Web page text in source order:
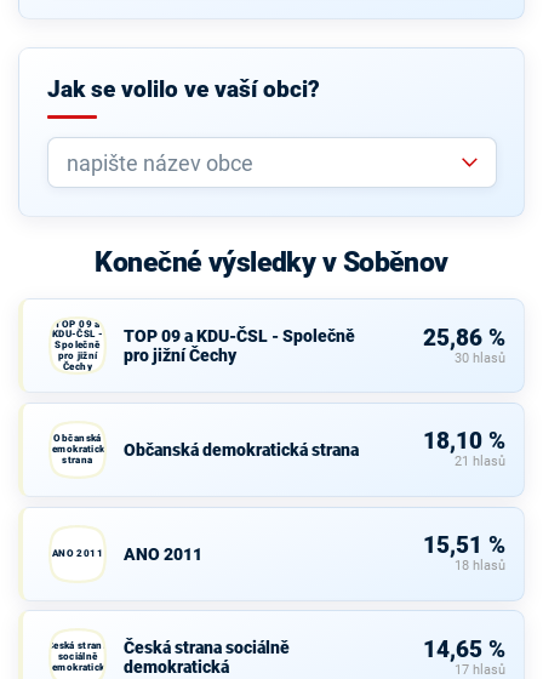
Jak se volilo ve vaší obci?
Konečné výsledky v Soběnov
TOP 09 a
KDU-ČSL -
Společně
pro jižní
Čechy
TOP 09 a KDU-ČSL - Společně
pro jižní Čechy
25,86 %
30 hlasů
Občanská
demokratická
strana
Občanská demokratická strana 18,10 %
21 hlasů
ANO 2011 ANO 2011 15,51 %
18 hlasů
Česká strana
sociálně
demokratická
Česká strana sociálně
demokratická
14,65 %
17 hlasů